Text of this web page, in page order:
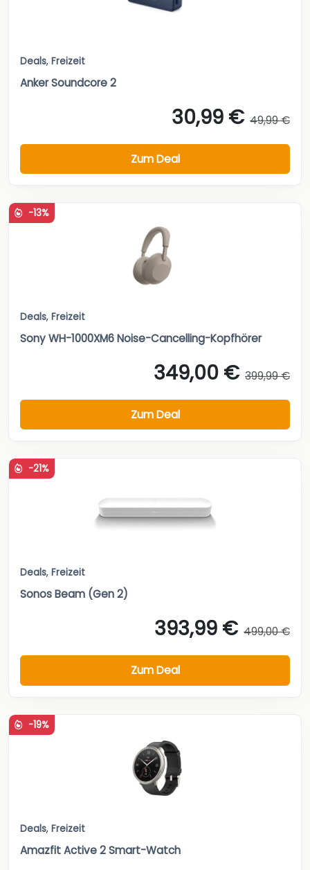
Deals, Freizeit
Anker Soundcore 2
30,99 € 49,99 €
Zum Deal
-13%
Deals, Freizeit
Sony WH-1000XM6 Noise-Cancelling-Kopfhörer
349,00 € 399,99 €
Zum Deal
-21%
Deals, Freizeit
Sonos Beam (Gen 2)
393,99 € 499,00 €
Zum Deal
-19%
Deals, Freizeit
Amazfit Active 2 Smart-Watch